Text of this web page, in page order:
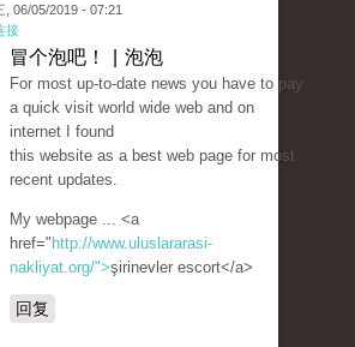
, 06/05/2019 - 07:21
接
冒个泡吧！ | 泡泡
For most up-to-date news you have to pay
a quick visit world wide web and on
internet I found
this website as a best web page for most
recent updates.
My webpage ... <a
href=" http://www.uluslararasi-
nakliyat.org/">şirinevler escort</a>
回复